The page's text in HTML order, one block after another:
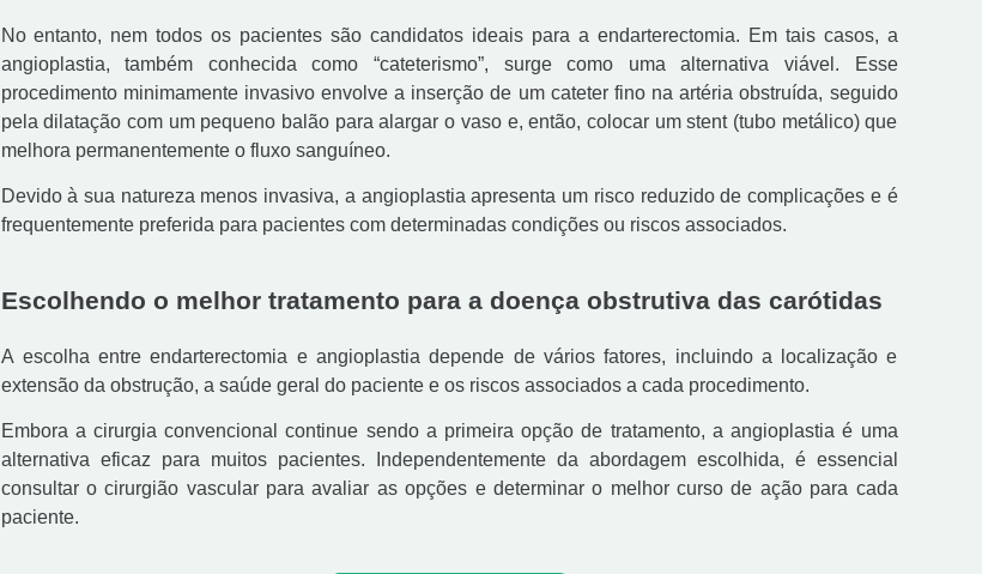
No entanto, nem todos os pacientes são candidatos ideais para a endarterectomia. Em tais casos, a
angioplastia, também conhecida como “cateterismo”, surge como uma alternativa viável. Esse
procedimento minimamente invasivo envolve a inserção de um cateter fino na artéria obstruída, seguido
pela dilatação com um pequeno balão para alargar o vaso e, então, colocar um stent (tubo metálico) que
melhora permanentemente o fluxo sanguíneo.
Devido à sua natureza menos invasiva, a angioplastia apresenta um risco reduzido de complicações e é
frequentemente preferida para pacientes com determinadas condições ou riscos associados.
Escolhendo o melhor tratamento para a doença obstrutiva das carótidas
A escolha entre endarterectomia e angioplastia depende de vários fatores, incluindo a localização e
extensão da obstrução, a saúde geral do paciente e os riscos associados a cada procedimento.
Embora a cirurgia convencional continue sendo a primeira opção de tratamento, a angioplastia é uma
alternativa eficaz para muitos pacientes. Independentemente da abordagem escolhida, é essencial
consultar o cirurgião vascular para avaliar as opções e determinar o melhor curso de ação para cada
paciente.